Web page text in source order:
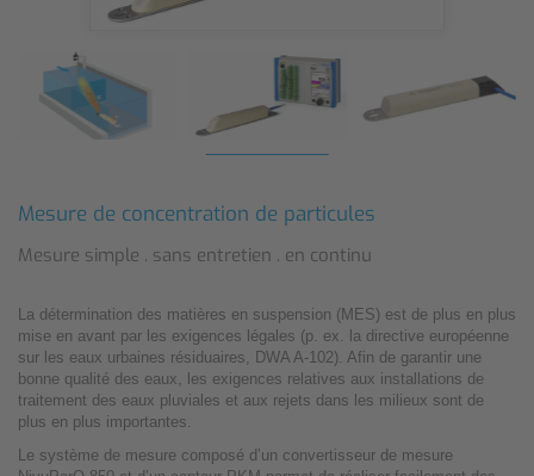
Mesure de concentration de particules
Mesure simple . sans entretien . en continu
La détermination des matières en suspension (MES) est de plus en plus
mise en avant par les exigences légales (p. ex. la directive européenne
sur les eaux urbaines résiduaires, DWA A-102). Afin de garantir une
bonne qualité des eaux, les exigences relatives aux installations de
traitement des eaux pluviales et aux rejets dans les milieux sont de
plus en plus importantes.
Le système de mesure composé d’un convertisseur de mesure